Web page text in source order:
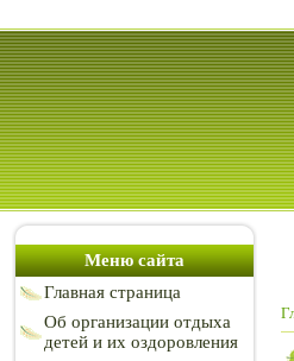
Меню сайта
Главная страница
Об организации отдыха
детей и их оздоровления